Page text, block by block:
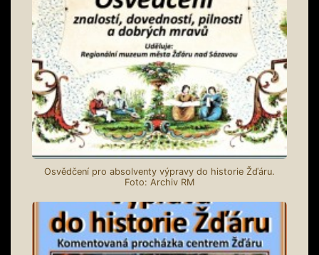
Osvědčení pro absolventy výpravy do historie Žďáru.
Foto: Archiv RM